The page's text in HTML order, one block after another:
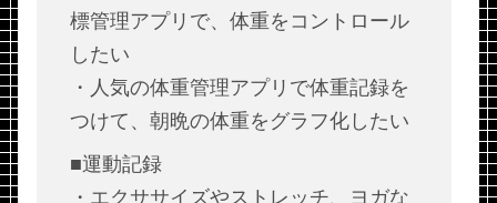
標管理アプリで、体重をコントロール
したい
・人気の体重管理アプリで体重記録を
つけて、朝晩の体重をグラフ化したい
■運動記録
・エクササイズやストレッチ、ヨガな